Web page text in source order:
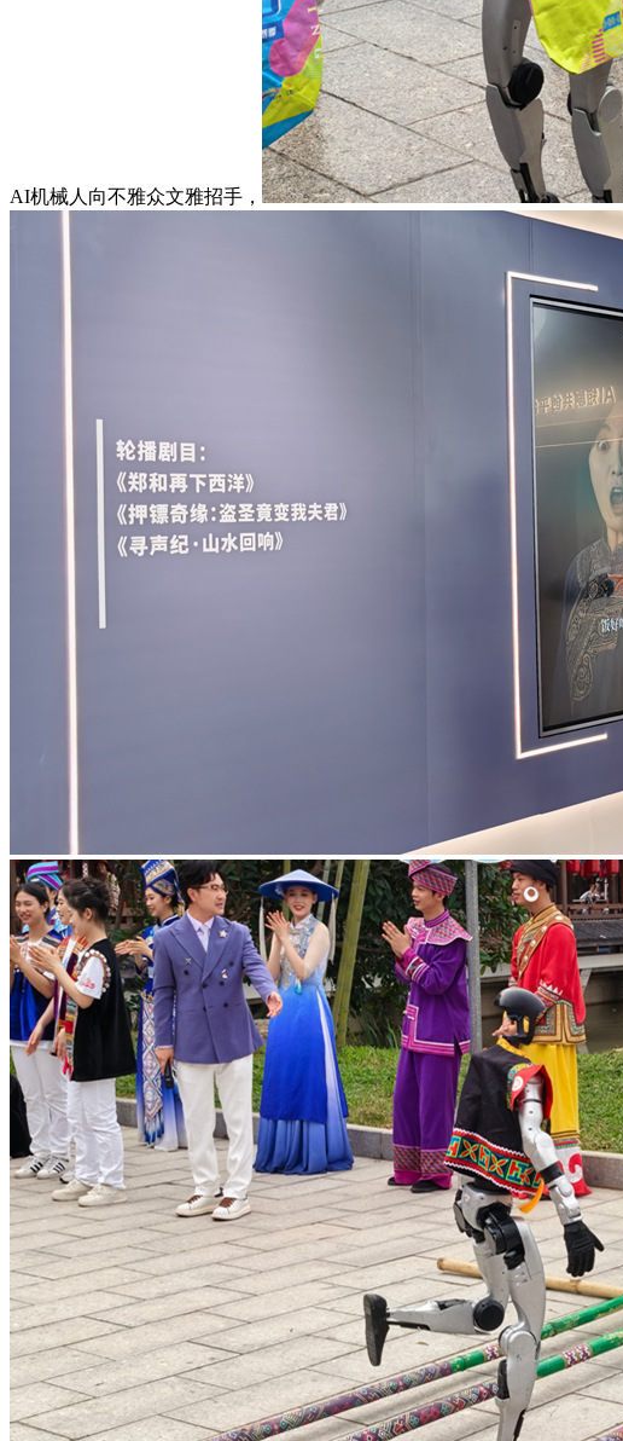
AI机械人向不雅众文雅招手，